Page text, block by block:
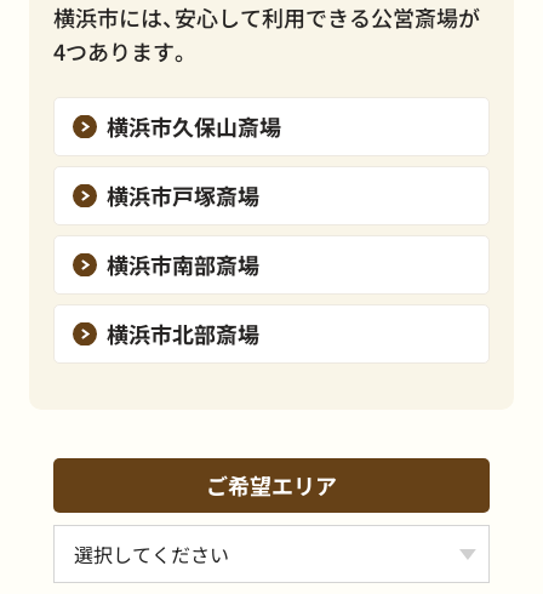
横浜市には、安心して利用できる公営斎場が
4つあります。
横浜市久保山斎場
横浜市戸塚斎場
横浜市南部斎場
横浜市北部斎場
ご希望エリア